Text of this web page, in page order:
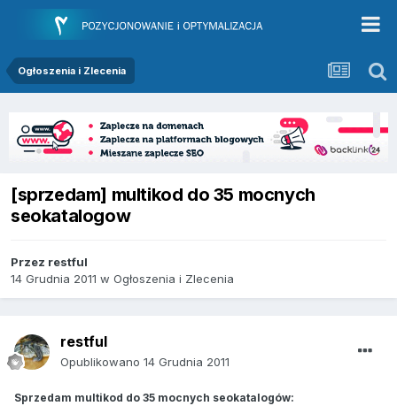
Ogłoszenia i Zlecenia
[sprzedam] multikod do 35 mocnych
seokatalogow
Przez restful
14 Grudnia 2011 w Ogłoszenia i Zlecenia
restful
Opublikowano 14 Grudnia 2011
Sprzedam multikod do 35 mocnych seokatalogów: